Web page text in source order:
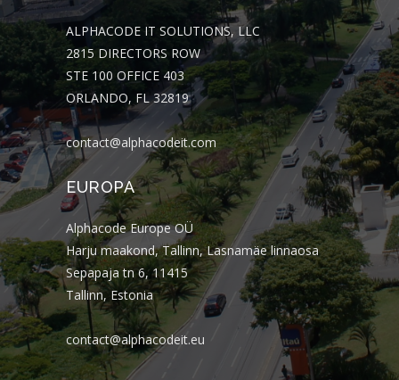
ALPHACODE IT SOLUTIONS, LLC
2815 DIRECTORS ROW
STE 100 OFFICE 403
ORLANDO, FL 32819
contact@alphacodeit.com
EUROPA
Alphacode Europe OÜ
Harju maakond, Tallinn, Lasnamäe linnaosa
Sepapaja tn 6, 11415
Tallinn, Estonia
contact@alphacodeit.eu